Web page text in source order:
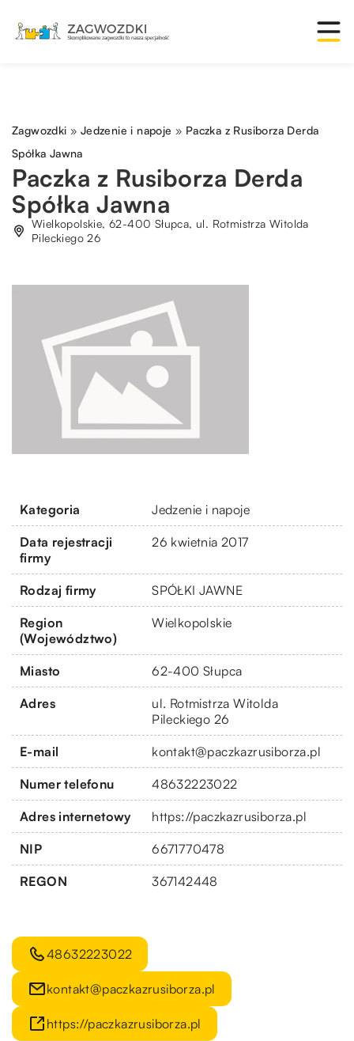
Zagwozdki » Jedzenie i napoje » Paczka z Rusiborza Derda
Spółka Jawna
Paczka z Rusiborza Derda
Spółka Jawna
Wielkopolskie, 62-400 Słupca, ul. Rotmistrza Witolda
Pileckiego 26
Kategoria Jedzenie i napoje
Data rejestracji
firmy
26 kwietnia 2017
Rodzaj firmy SPÓŁKI JAWNE
Region
(Województwo)
Wielkopolskie
Miasto 62-400 Słupca
Adres
ul. Rotmistrza Witolda
Pileckiego 26
E-mail kontakt@paczkazrusiborza.pl
Numer telefonu 48632223022
Adres internetowy https://paczkazrusiborza.pl
NIP 6671770478
REGON 367142448
48632223022
kontakt@paczkazrusiborza.pl
https://paczkazrusiborza.pl